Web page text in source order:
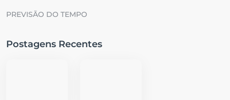
PREVISÃO DO TEMPO
Postagens Recentes